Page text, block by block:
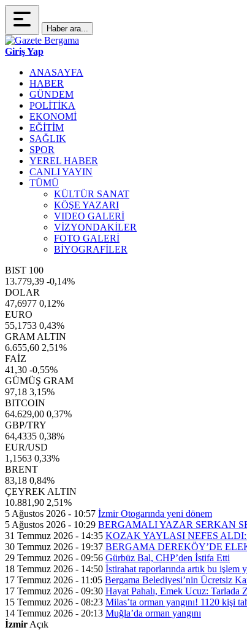
Haber ara...
Giriş Yap
ANASAYFA
HABER
GÜNDEM
POLİTİKA
EKONOMİ
EĞİTİM
SAĞLIK
SPOR
YEREL HABER
CANLI YAYIN
TÜMÜ
KÜLTÜR SANAT
KÖŞE YAZARI
VIDEO GALERİ
VİZYONDAKİLER
FOTO GALERİ
BİYOGRAFİLER
BIST 100
13.779,39 -0,14%
DOLAR
47,6977 0,12%
EURO
55,1753 0,43%
GRAM ALTIN
6.655,60 2,51%
FAİZ
41,30 -0,55%
GÜMÜŞ GRAM
97,18 3,15%
BITCOIN
64.629,00 0,37%
GBP/TRY
64,4335 0,38%
EUR/USD
1,1563 0,33%
BRENT
83,18 0,84%
ÇEYREK ALTIN
10.881,90 2,51%
5 Ağustos 2026 - 10:57 İzmir Otogarında yeni dönem
5 Ağustos 2026 - 10:29 BERGAMALI YAZAR SERKAN
31 Temmuz 2026 - 14:35 KOZAK YAYLASI NEFES
30 Temmuz 2026 - 19:37 BERGAMA DEREKÖY’DE
29 Temmuz 2026 - 09:56 Gürbüz Bal, CHP’den İstifa Etti
18 Temmuz 2026 - 14:50 İstirahat raporlarında artık bu işlem
17 Temmuz 2026 - 11:05 Bergama Belediyesi’nin Ücretsiz
17 Temmuz 2026 - 09:30 Hayat Pahalı, Emek Ucuz: Tarlada
15 Temmuz 2026 - 08:23 Milas’ta orman yangını! 1120 kişi
14 Temmuz 2026 - 20:13 Muğla’da orman yangını
İzmir Açık